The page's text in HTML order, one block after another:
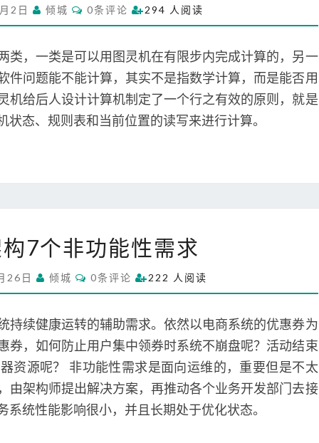
本
2日 倾城
C
O
M
E
N
T
S
0条评论 294 人阅读
类，一类是可以用图灵机在有限步内完成计算的，另一
件问题能不能计算，其实不是指数学计算，而是能否用
机给后人设计计算机制定了一个行之有效的原则，就是
态、规则表和当前位置的读写来进行计算。
统
构
个
非
功
能
性
需
7个非功能性需求
26日 倾城
C
O
M
E
N
T
S
0条评论 222 人阅读
持续健康运转的辅助需求。依然以电商系统的优惠券为
券，如何防止用户集中领券时系统不崩盘呢？活动结束
资源呢？ 非功能性需求是面向运维的，重要但是不太
由架构师提出解决方案，再推动各个业务开发部门去接
统性能影响很小，并且长期处于优化状态。